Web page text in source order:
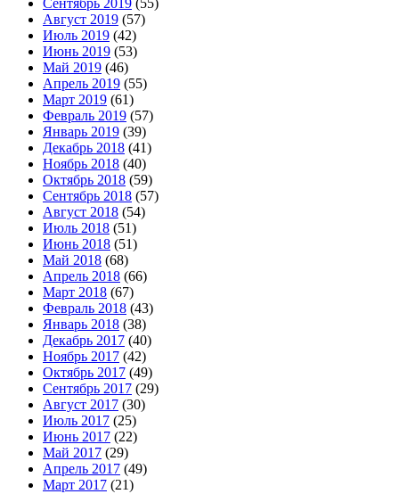
Сентябрь 2019 (55)
Август 2019 (57)
Июль 2019 (42)
Июнь 2019 (53)
Май 2019 (46)
Апрель 2019 (55)
Март 2019 (61)
Февраль 2019 (57)
Январь 2019 (39)
Декабрь 2018 (41)
Ноябрь 2018 (40)
Октябрь 2018 (59)
Сентябрь 2018 (57)
Август 2018 (54)
Июль 2018 (51)
Июнь 2018 (51)
Май 2018 (68)
Апрель 2018 (66)
Март 2018 (67)
Февраль 2018 (43)
Январь 2018 (38)
Декабрь 2017 (40)
Ноябрь 2017 (42)
Октябрь 2017 (49)
Сентябрь 2017 (29)
Август 2017 (30)
Июль 2017 (25)
Июнь 2017 (22)
Май 2017 (29)
Апрель 2017 (49)
Март 2017 (21)